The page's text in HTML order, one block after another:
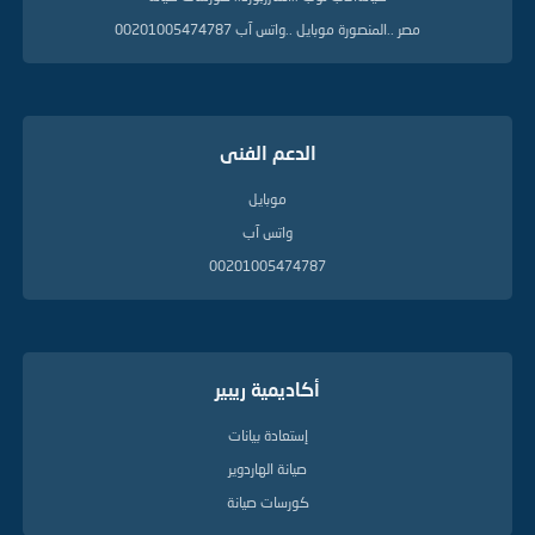
مصر ..المنصورة موبايل ..واتس آب 00201005474787
الدعم الفنى
موبايل
واتس آب
00201005474787
أكاديمية ريبير
إستعادة بيانات
صيانة الهاردوير
كورسات صيانة